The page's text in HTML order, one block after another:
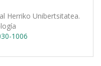
Herriko Unibertsitatea.
1006